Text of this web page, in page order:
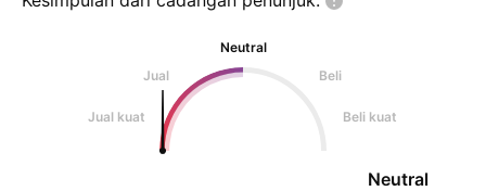
Neutral
Jual
Beli
Jual kuat Beli kuat
Neutral